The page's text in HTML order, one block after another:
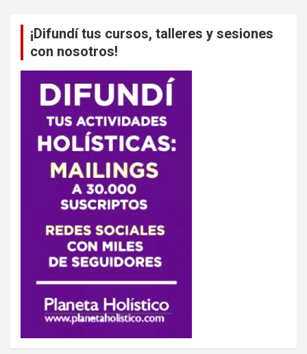
¡Difundí tus cursos, talleres y sesiones
con nosotros!